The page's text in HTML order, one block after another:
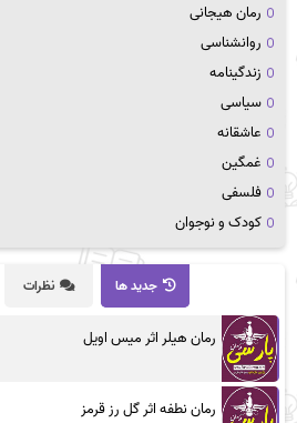
رمان هیجانی
روانشناسی
زندگینامه
سیاسی
عاشقانه
غمگین
فلسفی
کودک و نوجوان
جدید ها نظرات
رمان هیلر اثر میس اویل
رمان نطفه اثر گل رز قرمز